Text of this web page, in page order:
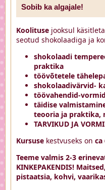
Sobib ka algajale!
Koolituse jooksul
seotud shokolaadiga ja
shokolaadi
praktika
töövõtetele
shokolaadivärvid-
töövahendid-
täidise
teooria ja praktika,
TARVIKUD JA
Kursuse kestvuseks on ca
Teeme valmis 2-3
KINKEPAKENDIS!
pistaatsia, kohvi,